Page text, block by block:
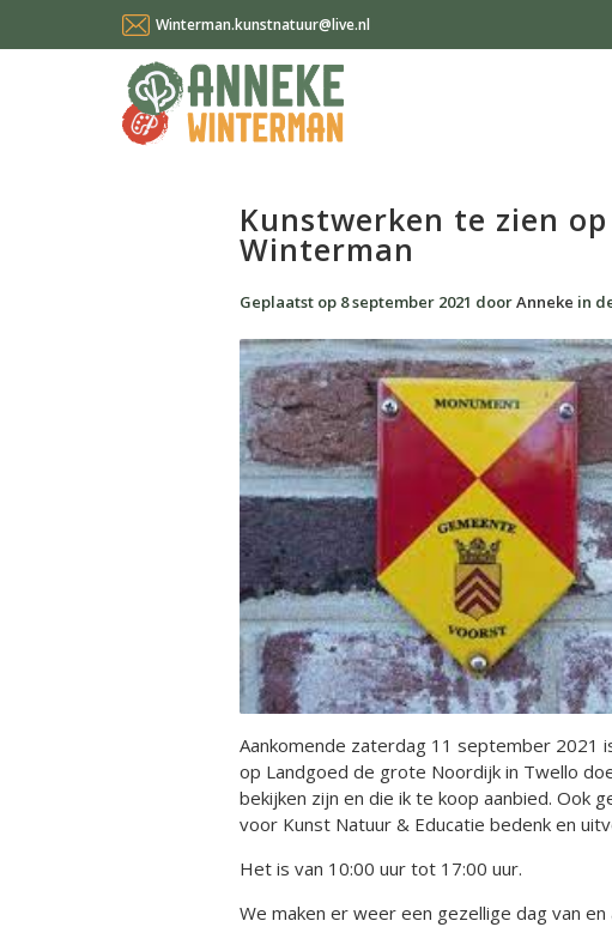
Winterman.kunstnatuur@live.nl
Kunstwerken te zien
Winterman
Geplaatst op 8 september 2021 doorAnneke in
Aankomende zaterdag 11 september 2021
op Landgoed de grote Noordijk in Twello
bekijken zijn en die ik te koop aanbied. Ook
voor Kunst Natuur & Educatie bedenk en
Het is van 10:00 uur tot 17:00 uur.
We maken er weer een gezellige dag van